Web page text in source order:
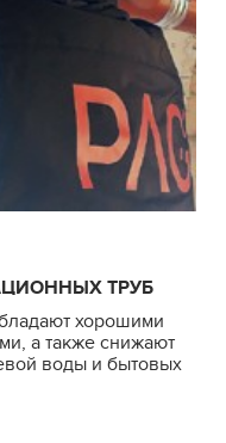
ТРУБ
хорошими
а также снижают
воды и бытовых